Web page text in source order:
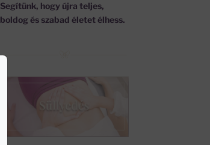
Segítünk, hogy újra teljes,
boldog és szabad életet élhess.